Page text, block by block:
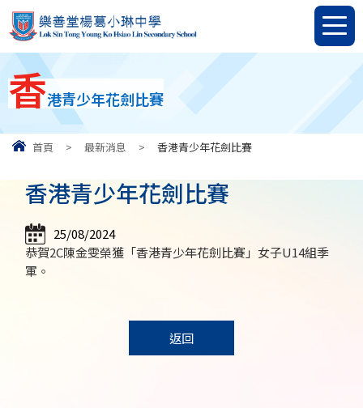
香港青少年花劍比賽
首頁 > 最新消息 > 香港青少年花劍比賽
香港青少年花劍比賽
25/08/2024
恭賀2C陳金雯榮獲「香港青少年花劍比賽」女子U14組季
軍。
返回